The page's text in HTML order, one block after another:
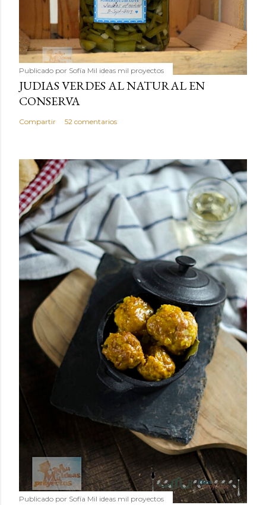
Publicado por Sofía Mil ideas mil proyectos
JUDIAS VERDES AL NATURAL EN
CONSERVA
Compartir 52 comentarios
Publicado por Sofía Mil ideas mil proyectos